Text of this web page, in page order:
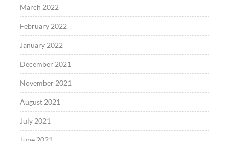
March 2022
February 2022
January 2022
December 2021
November 2021
August 2021
July 2021